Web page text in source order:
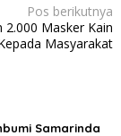
Pos berikutnya
2.000 Masker Kain
Masyarakat
Samarinda